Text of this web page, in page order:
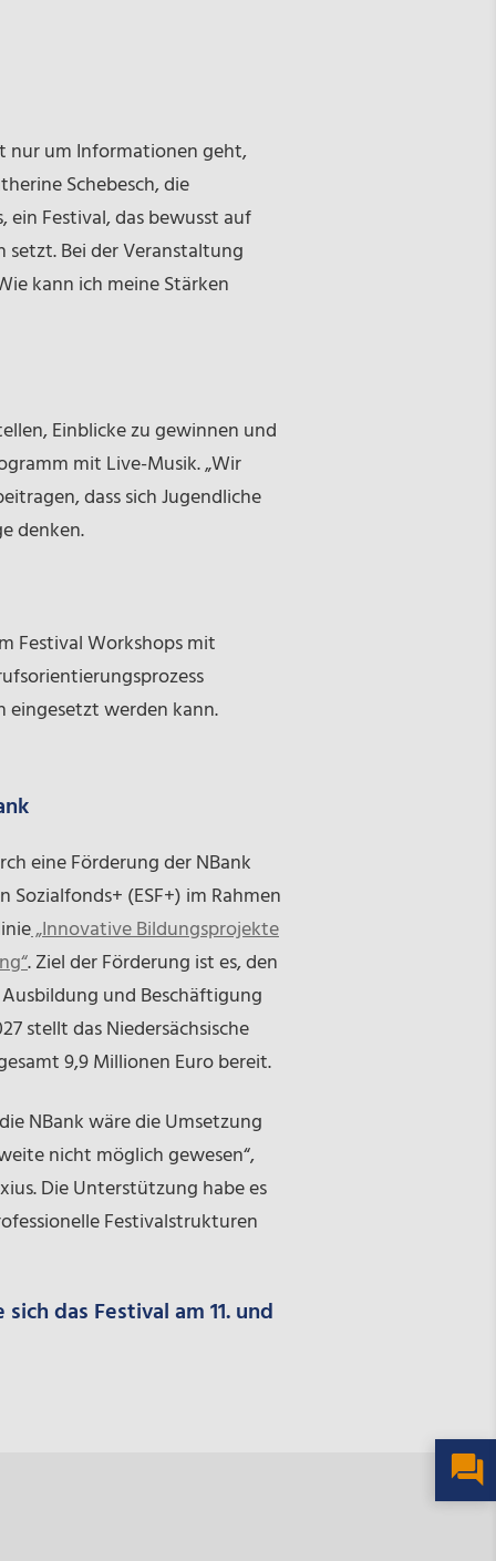
nur um Informationen geht,
Schebesch, die
Festival, das bewusst auf
Bei der Veranstaltung
kann ich meine Stärken
Einblicke zu gewinnen und
mit Live-Musik. „Wir
dass sich Jugendliche
denken.
Festival Workshops mit
eingesetzt werden kann.
eine Förderung der NBank
(ESF+) im Rahmen
„Innovative Bildungsprojekte
. Ziel der Förderung ist es, den
und Beschäftigung
stellt das Niedersächsische
9,9 Millionen Euro bereit.
NBank wäre die Umsetzung
nicht möglich gewesen“,
Die Unterstützung habe es
Festivalstrukturen
das Festival am 11. und